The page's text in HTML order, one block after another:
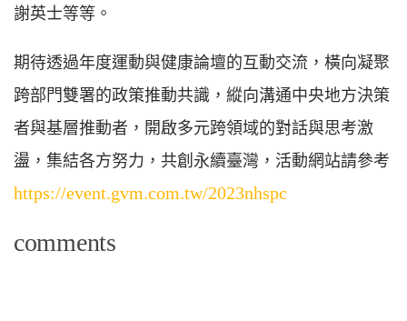
謝英士等等。
期待透過年度運動與健康論壇的互動交流，橫向凝聚
跨部門雙署的政策推動共識，縱向溝通中央地方決策
者與基層推動者，開啟多元跨領域的對話與思考激
盪，集結各方努力，共創永續臺灣，活動網站請參考
https://event.gvm.com.tw/2023nhspc
comments